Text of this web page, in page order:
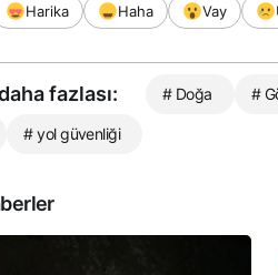
Harika Haha Vay
fazlası: # Doğa #
# yol güvenliği